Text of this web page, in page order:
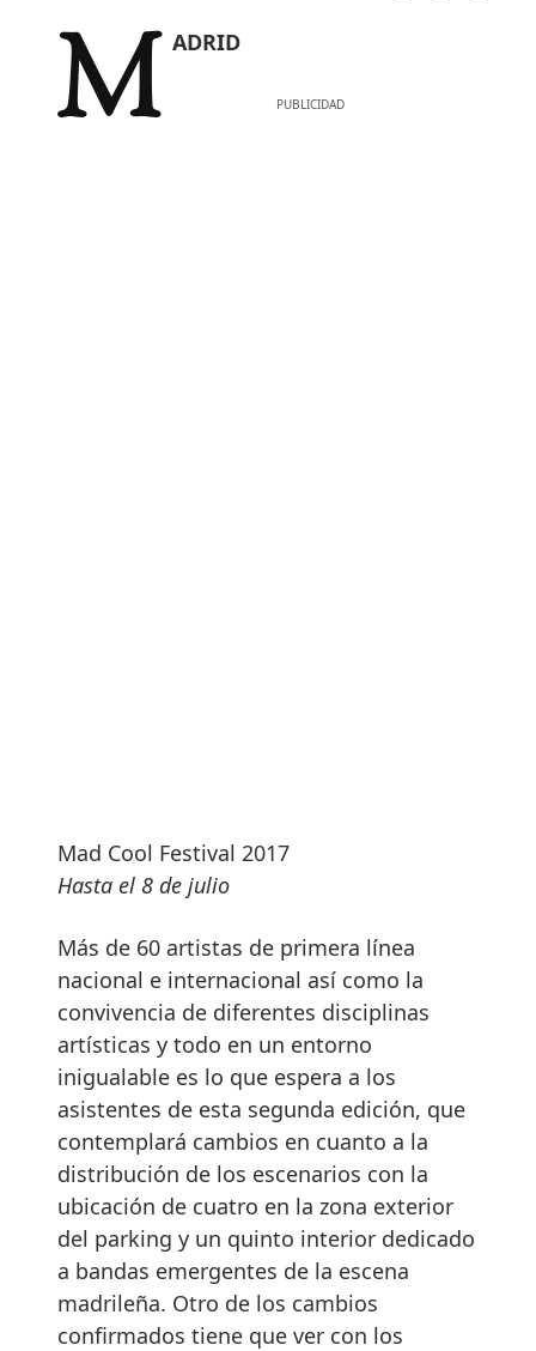
MADRID
Mad Cool Festival 2017
Hasta el 8 de julio
Más de 60 artistas de primera línea
nacional e internacional así como la
convivencia de diferentes disciplinas
artísticas y todo en un entorno
inigualable es lo que espera a los
asistentes de esta segunda edición, que
contemplará cambios en cuanto a la
distribución de los escenarios con la
ubicación de cuatro en la zona exterior
del parking y un quinto interior dedicado
a bandas emergentes de la escena
madrileña. Otro de los cambios
confirmados tiene que ver con los